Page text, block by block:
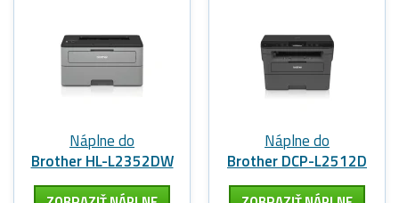
Náplne do
Brother HL-L2352DW
Náplne do
Brother DCP-L2512D